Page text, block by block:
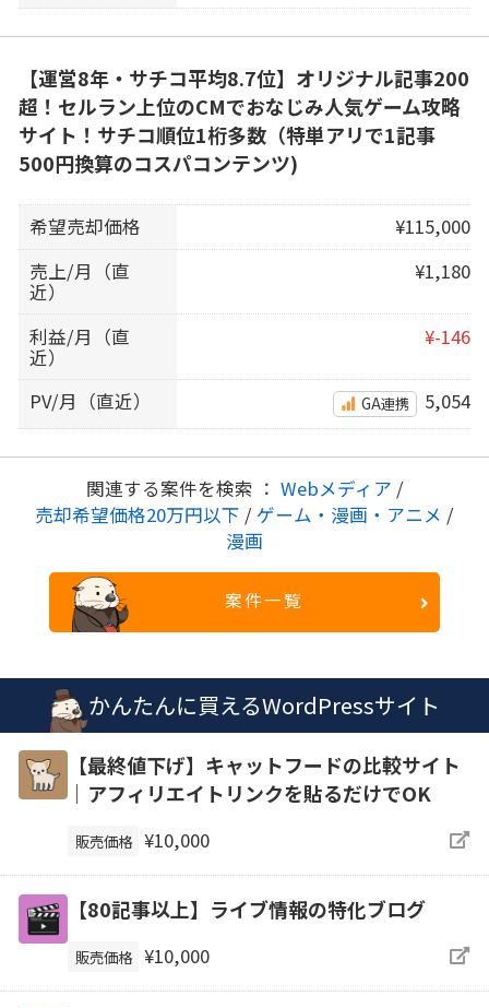
【運営8年・サチコ平均8.7位】オリジナル記事200
超！セルラン上位のCMでおなじみ人気ゲーム攻略
サイト！サチコ順位1桁多数（特単アリで1記事
500円換算のコスパコンテンツ)
希望売却価格
¥115,000
売上/月（直
近）
¥1,180
利益/月（直
近）
¥-146
PV/月（直近） GA連携 5,054
関連する案件を検索 ： Webメディア /
売却希望価格20万円以下 / ゲーム・漫画・アニメ /
漫画
案件一覧
かんたんに買えるWordPressサイト
【最終値下げ】キャットフードの比較サイト
｜アフィリエイトリンクを貼るだけでOK
販売価格 ¥10,000
【80記事以上】ライブ情報の特化ブログ
販売価格 ¥10,000